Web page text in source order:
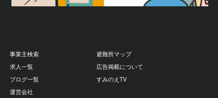
事業主検索
避難所マップ
求人一覧
広告掲載について
ブログ一覧
すみのえTV
運営会社